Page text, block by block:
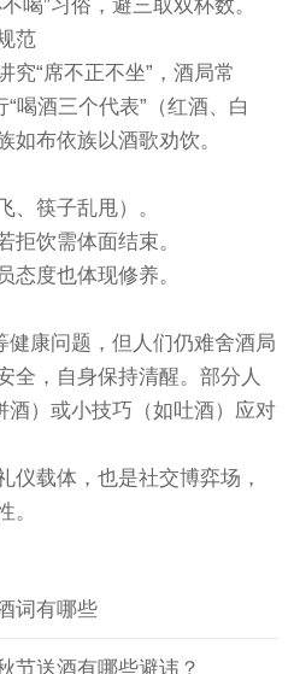
喝”习俗，避三取双杯数。
范
究“席不正不坐”，酒局常
喝酒三个代表”（红酒、白
如布依族以酒歌劝饮。
筷子乱甩）。
饮需体面结束。
度也体现修养。
康问题，但人们仍难舍酒局
全，自身保持清醒。部分人
酒）或小技巧（如吐酒）应对
载体，也是社交博弈场，
。
词有哪些
节送酒有哪些避讳？